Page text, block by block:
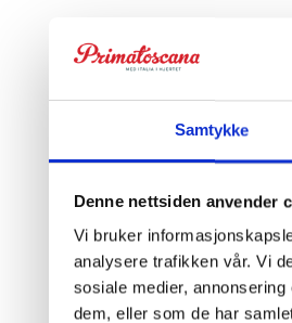
Samtykke
Denne nettsiden anvender
Vi bruker
analysere trafikken vår. Vi
sosiale medier,
dem, eller som de har